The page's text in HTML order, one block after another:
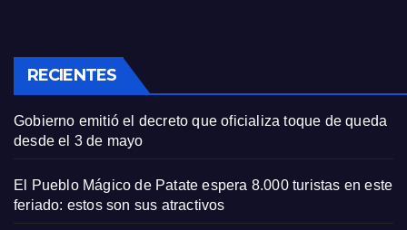
RECIENTES
Gobierno emitió el decreto que oficializa toque de queda
desde el 3 de mayo
El Pueblo Mágico de Patate espera 8.000 turistas en este
feriado: estos son sus atractivos